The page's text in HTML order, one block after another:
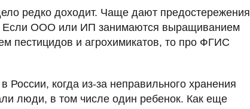
редко доходит. Чаще дают предостережения
Если ООО или ИП занимаются выращиванием
пестицидов и агрохимикатов, то про ФГИС
когда из-за неправильного хранения
люди, в том числе один ребенок. Как еще